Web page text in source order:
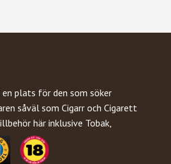
plats för den som söker
såväl som Cigarr och Cigarett
här inklusive Tobak,